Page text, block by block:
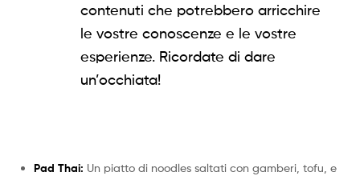
contenuti che potrebbero arricchire
le vostre conoscenze e le vostre
esperienze. Ricordate di dare
un’occhiata!
Pad Thai: Un piatto di noodles saltati con gamberi, tofu, e